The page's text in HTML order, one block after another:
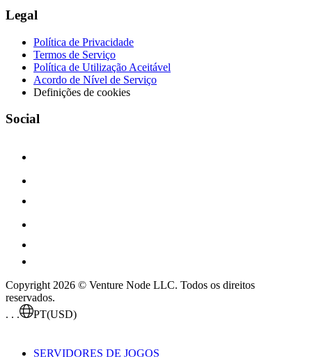
Legal
Política de Privacidade
Termos de Serviço
Política de Utilização Aceitável
Acordo de Nível de Serviço
Definições de cookies
Social
Copyright 2026 © Venture Node LLC. Todos os direitos
reservados.
. . .
PT(USD)
SERVIDORES DE JOGOS